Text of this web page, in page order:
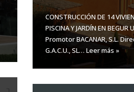
CONSTRUCCIÓN DE 14
PISCINA Y JARDÍN EN
Promotor BACANAR, S.L.
G.A.C.U., SL… Leer más »